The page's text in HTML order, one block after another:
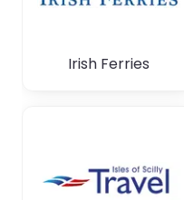
Irish Ferries